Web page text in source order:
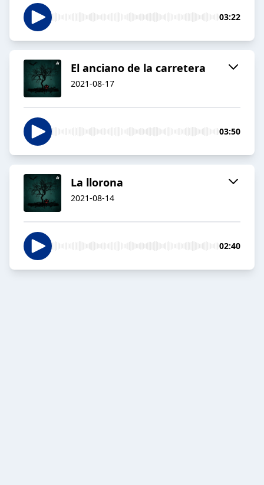
03:22
El anciano de la carretera
2021-08-17
03:50
La llorona
2021-08-14
02:40